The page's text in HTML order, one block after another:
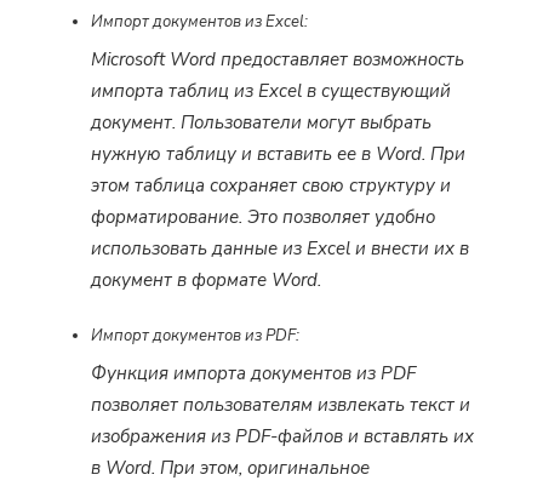
Импорт документов из Excel:
Microsoft Word предоставляет возможность
импорта таблиц из Excel в существующий
документ. Пользователи могут выбрать
нужную таблицу и вставить ее в Word. При
этом таблица сохраняет свою структуру и
форматирование. Это позволяет удобно
использовать данные из Excel и внести их в
документ в формате Word.
Импорт документов из PDF:
Функция импорта документов из PDF
позволяет пользователям извлекать текст и
изображения из PDF-файлов и вставлять их
в Word. При этом, оригинальное